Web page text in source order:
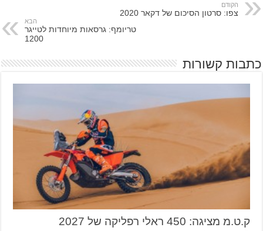
הקודם
צפו: סרטון הסיכום של דקאר 2020
הבא
טריומף: גרסאות מיוחדות לטייגר
1200
כתבות קשורות
ק.ט.מ מציגה: 450 ראלי רפליקה של 2027